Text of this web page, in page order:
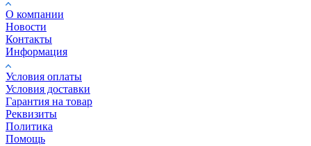
О компании
Новости
Контакты
Информация
Условия оплаты
Условия доставки
Гарантия на товар
Реквизиты
Политика
Помощь